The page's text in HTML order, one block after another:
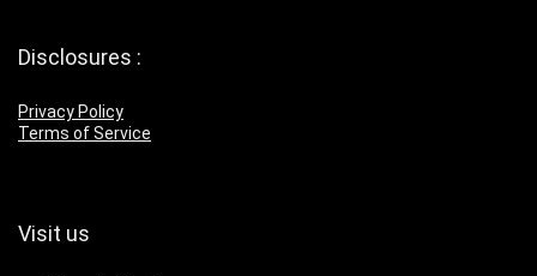
Disclosures :
Privacy Policy
Terms of Service
Visit us